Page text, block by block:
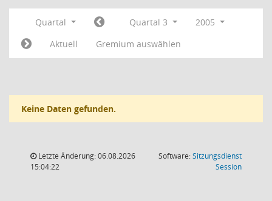
Quartal Quartal 3
2005
Aktuell
Gremium auswählen
Keine Daten gefunden.
Letzte Änderung: 06.08.2026
15:04:22
Software:Sitzungsdienst
Session(Wird in